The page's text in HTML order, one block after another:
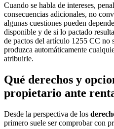
Cuando se habla de intereses,
consecuencias adicionales, no
algunas cuestiones pueden
disponible y de si lo pactado
de pactos del artículo 1255 CC no
produzca automáticamente
atribuirle.
Qué derechos y
propietario ante
Desde la perspectiva de los
primero suele ser comprobar con